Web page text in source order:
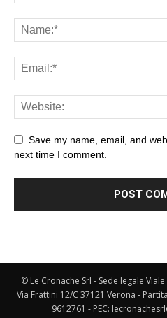
Save my name, email, and
next time I comment.
© Le Cronache Srl - Sede legale
Via Frattini 12/C 37121 Verona -
9612761 - PEC: